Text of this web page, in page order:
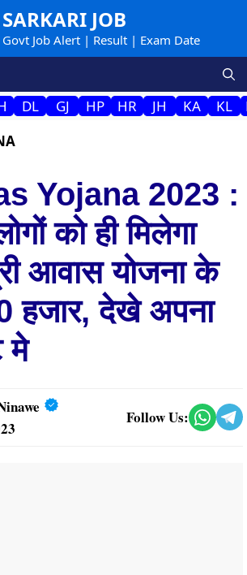
SARKARI JOB
Govt Job Alert | Result | Exam Date
DL GJ HP HR JH KA KL
Yojana 2023 :
को ही मिलेगा
आवास योजना के
हजार, देखे अपना
मे
Follow Us: